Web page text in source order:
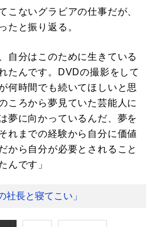
ないグラビアの仕事だが、
たと振り返る。
自分はこのために生きている
たんです。DVDの撮影をして
何時間でも続いてほしいと思
ころから夢見ていた芸能人に
夢に向かっているんだ、夢を
れまでの経験から自分に価値
から自分が必要とされること
んです」
社長と寝てこい」